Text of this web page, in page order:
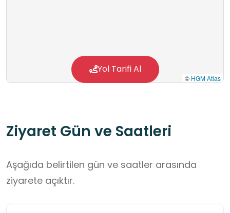
© HGM Atlas
Yol Tarifi Al
Ziyaret Gün ve Saatleri
Aşağıda belirtilen gün ve saatler arasında
ziyarete açıktır.